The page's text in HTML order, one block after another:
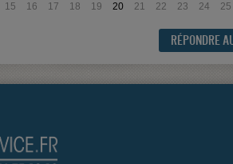
15 16 17 18 19 20 21 22 23 24 25
RÉPONDRE